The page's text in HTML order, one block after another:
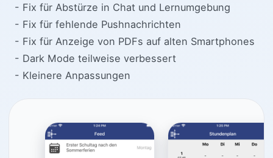
- Fix für Abstürze in Chat und Lernumgebung
- Fix für fehlende Pushnachrichten
- Fix für Anzeige von PDFs auf alten Smartphones
- Dark Mode teilweise verbessert
- Kleinere Anpassungen